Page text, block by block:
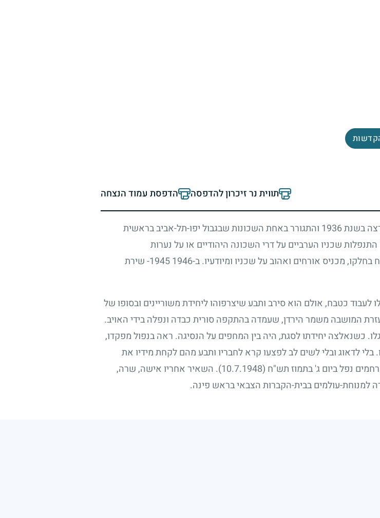
תווית נר זיכרון להדפסה הדפסת עמוד הנצחה
1936 והתגורר באחת השכונות שבגבול יפו-תל-אביב בראשית
שכניו הערביים על דרי השכונה היהודיים או על נערות
מכניס אורחים ואהוב על שכניו ומיודעיו. ב-1946
1945- שירת
כטבח, אולם הוא סירב ותבע שיצרפוהו ליחידת משוריינים ובסופו של
המושבה משמר הירדן, שעמדה בהתקפה סורית כבדה ונפלה בידי האויב.
כשנאלצה יחידתו לסגת, היה בין המחפים על הנסיגה. ראה בנפול מפקדו,
לדאוג ובלי לשים לב לפצעו קרא לחבריו ותבע מהם לקחת מידיו את
נפל ביום ג' בתמוז תש"ח (10.7.1948)
. השאיר אחריו אישה, שרה,
למנוחת-עולמים בבית-הקברות הצבאי בראש פינה.